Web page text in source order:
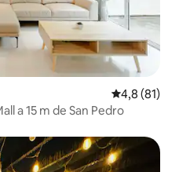
4,8 de uma
4,8 (81)
a 15 m de San Pedro